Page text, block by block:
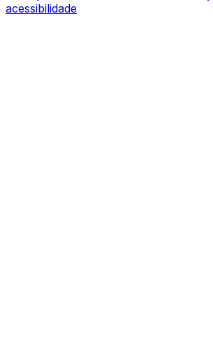
acessibilidade